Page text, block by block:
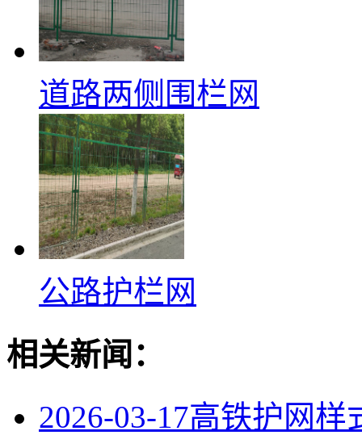
道路两侧围栏网
公路护栏网
相关新闻：
2026-03-17高铁护网样